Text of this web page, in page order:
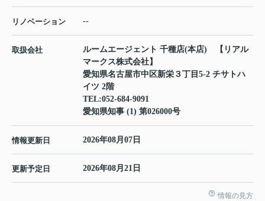
リノベーション --
取扱会社
ルームエージェント 千種店(本店) 【リアル
マークス株式会社】
愛知県名古屋市中区新栄３丁目5-2 チサトハ
イツ 2階
TEL:052-684-9091
愛知県知事 (1) 第026000号
情報更新日 2026年08月07日
更新予定日 2026年08月21日
情報の見方